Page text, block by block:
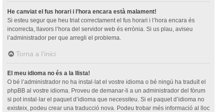
He canviat el fus horari i l’hora encara està malament!
Si esteu segur que heu triat correctament el fus horari i l’hora encara és
incorrecta, llavors l’hora del servidor web és errònia. Si us plau, aviseu
l’administrador per que arregli el problema.
Torna a l’inici
El meu idioma no és a la llista!
O bé l’administrador no ha instal·lat el vostre idioma o bé ningú ha traduït el
phpBB al vostre idioma. Proveu de demanar-li a un administrador del fòrum
si pot instal·lar el paquet d’idioma que necessiteu. Si el paquet d’idioma no
existeix, podeu crear una traducció nova. Podeu trobar més informació al lloc